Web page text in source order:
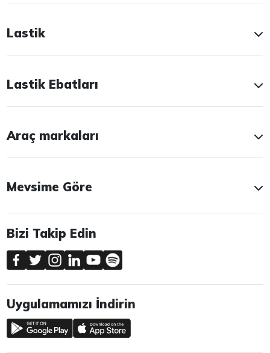
Lastik
Lastik Ebatları
Araç markaları
Mevsime Göre
Bizi Takip Edin
Uygulamamızı İndirin